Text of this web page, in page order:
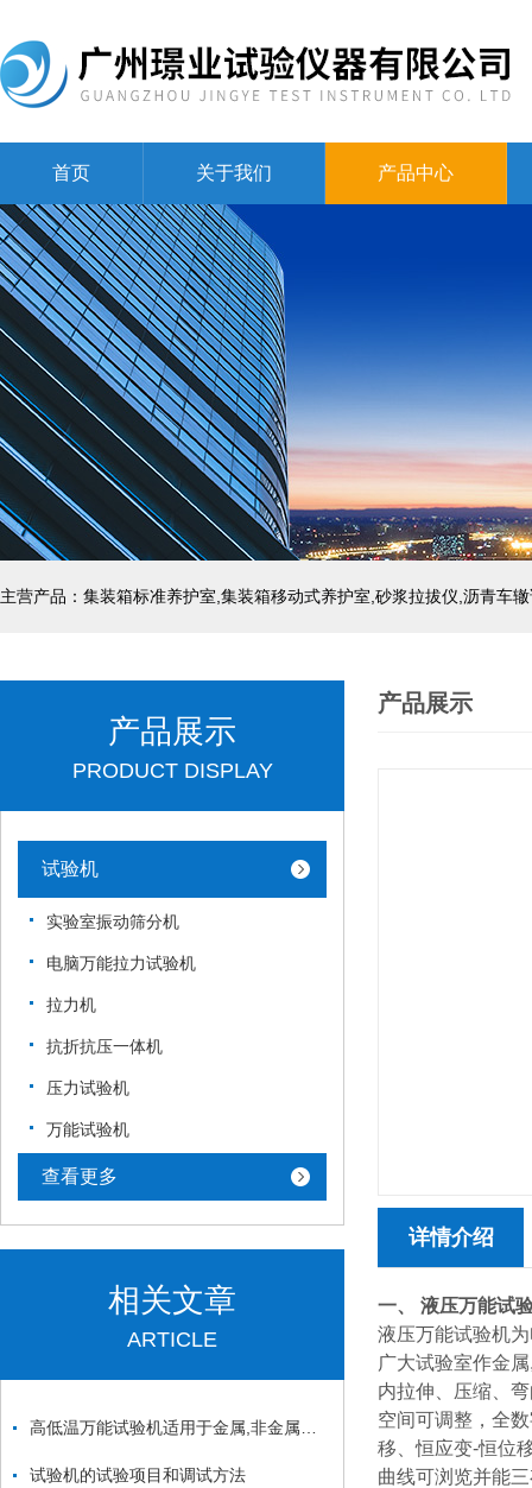
首页 关于我们 产品中心
主营产品：集装箱标准养护室,集装箱移动式养护室,砂浆拉拔仪,沥青车
产品展示
PRODUCT DISPLAY
试验机
实验室振动筛分机
电脑万能拉力试验机
拉力机
抗折抗压一体机
压力试验机
万能试验机
查看更多
相关文章
ARTICLE
试验机的试验项目和调试方法
产品展示
详情介绍
一、 液压万能试
液压万能试验机
广大试验室作金
内拉伸、压缩、
空间可调整，全
移、恒应变-恒位
曲线可浏览并能